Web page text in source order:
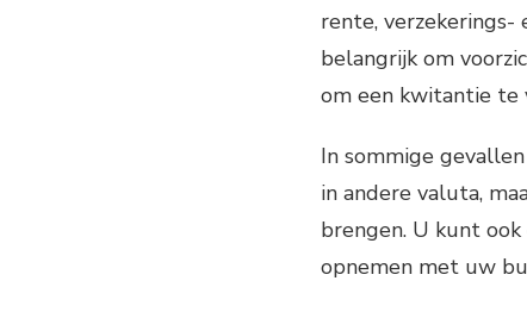
rente,
belangrijk om
om een kwitantie te
In sommige
in andere valuta,
brengen. U kunt
opnemen met uw